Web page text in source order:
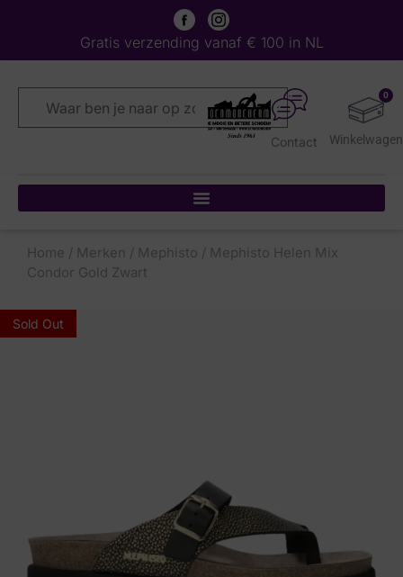
Gratis verzending vanaf € 100 in NL
0
Contact
Home / Merken / Mephisto / Mephisto Helen Mix
Condor Gold Zwart
Sold Out